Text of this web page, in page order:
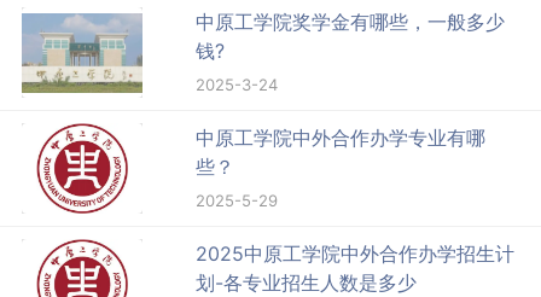
中原工学院奖学金有哪些，一般多少
钱?
2025-3-24
中原工学院中外合作办学专业有哪
些？
2025-5-29
2025中原工学院中外合作办学招生计
划-各专业招生人数是多少